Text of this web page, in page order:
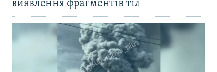
виявлення фрагментів тіл